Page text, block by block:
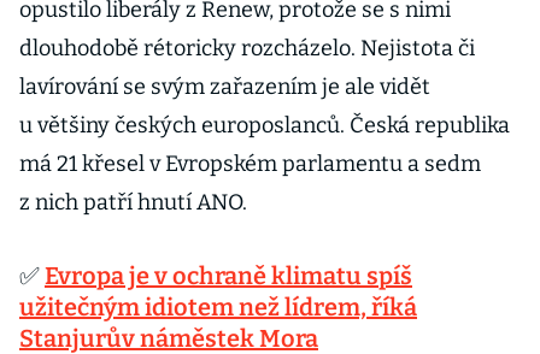
opustilo liberály z Renew, protože se s nimi
dlouhodobě rétoricky rozcházelo. Nejistota či
lavírování se svým zařazením je ale vidět
u většiny českých europoslanců. Česká republika
má 21 křesel v Evropském parlamentu a sedm
z nich patří hnutí ANO.
✅Evropa je v ochraně klimatu spíš
užitečným idiotem než lídrem, říká
Stanjurův náměstek Mora